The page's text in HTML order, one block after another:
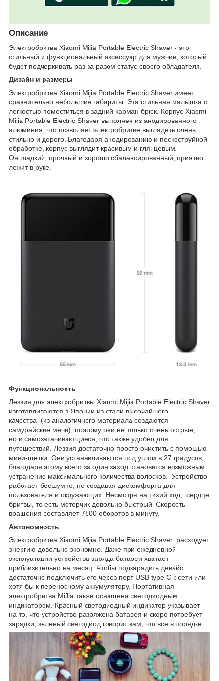
Описание
Электробритва Xiaomi Mijia Portable Electric Shaver - это
стильный и функциональный аксессуар для мужчин, который
будет подчеркивать раз за разом статус своего обладателя.
Дизайн и размеры
Электробритва Xiaomi Mijia Portable Electric Shaver имеет
сравнительно небольшие габариты. Эта стильная малышка с
легкостью поместиться в задний карман брюк. Корпус Xiaomi
Mijia Portable Electric Shaver выполнен из анодированного
алюминия, что позволяет электробритве выглядеть очень
стильно и дорого. Благодаря анодированию и пескоструйной
обработке, корпус выглядит красивым и глянцевым.
Он гладкий, прочный и хорошо сбалансированный, приятно
лежит в руке.
Функциональность
Лезвия для электробритвы Xiaomi Mijia Portable Electric Shaver
изготавливаются в Японии из стали высочайшего
качества (из аналогичного материала создаются
самурайские мечи), поэтому они не только очень острые,
но и самозатачивающиеся, что также удобно для
путешествий. Лезвия достаточно просто очистить с помощью
мини-щетки. Они устанавливаются под углом в 27 градусов,
благодаря этому всего за один заход становится возможным
устранение максимального количества волосков. Устройство
работает бесшумно, не создавая дискомфорта для
пользователя и окружающих. Несмотря на тихий ход, сердце
бритвы, то есть моторчик довольно быстрый. Скорость
вращения составляет 7800 оборотов в минуту.
Автономность
Электробритва Xiaomi Mijia Portable Electric Shaver расходует
энергию довольно экономно. Даже при ежедневной
эксплуатации устройства заряда батареи хватает
приблизительно на месяц. Чтобы подзарядить девайс
достаточно подключить его через порт USB type C к сети или
хотя бы к переносному аккумулятору. Портативная
электробритва MiJia также оснащена светодиодным
индикатором. Красный светодиодный индикатор указывает
на то, что устройство разряжена батарея и скоро потребует
зарядки, зеленый светодиод говорит вам, что все в порядке.